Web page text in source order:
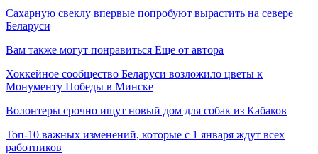
Сахарную свеклу впервые попробуют вырастить на севере
Беларуси
Вам также могут понравиться Еще от автора
Хоккейное сообщество Беларуси возложило цветы к
Монументу Победы в Минске
Волонтеры срочно ищут новый дом для собак из Кабаков
Топ-10 важных изменений, которые с 1 января ждут всех
работников